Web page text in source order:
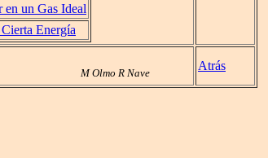
un Gas Ideal
Energía
M Olmo R Nave
Atrás